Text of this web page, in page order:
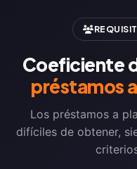
Coeficiente
préstamos
Los préstamos a
difíciles de obtener,